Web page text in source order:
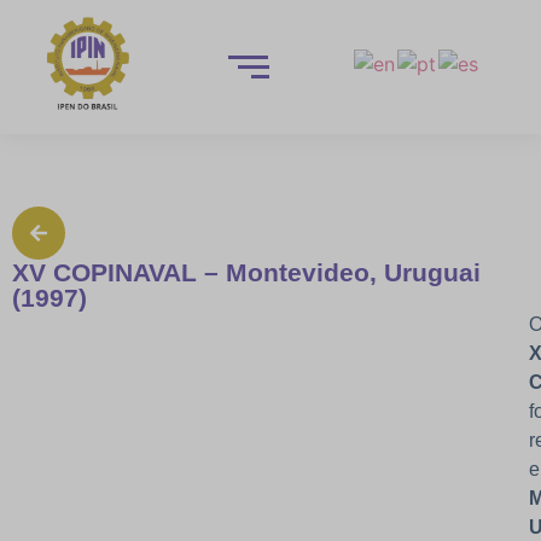
XV COPINAVAL – Montevideo, Uruguai
(1997)